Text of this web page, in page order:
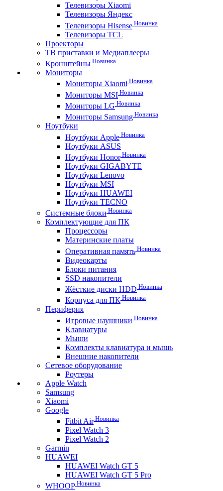
Телевизоры Xiaomi
Телевизоры Яндекс
Телевизоры Hisense Новинка
Телевизоры TCL
Проекторы
ТВ приставки и Медиаплееры
Кронштейны Новинка
Мониторы
Мониторы Xiaomi Новинка
Мониторы MSI Новинка
Мониторы LG Новинка
Мониторы Samsung Новинка
Ноутбуки
Ноутбуки Apple Новинка
Ноутбуки ASUS
Ноутбуки HonorНовинка
Ноутбуки GIGABYTE
Ноутбуки Lenovo
Ноутбуки MSI
Ноутбуки HUAWEI
Ноутбуки TECNO
Системные блоки Новинка
Комплектующие для ПК
Процессоры
Материнские платы
Оперативная память Новинка
Видеокарты
Блоки питания
SSD накопители
Жёсткие диски HDD Новинка
Корпуса для ПК Новинка
Периферия
Игровые наушники Новинка
Клавиатуры
Мыши
Комплекты клавиатура и мышь
Внешние накопители
Сетевое оборудование
Роутеры
Apple Watch
Samsung
Xiaomi
Google
Fitbit AirНовинка
Pixel Watch 3
Pixel Watch 2
Garmin
HUAWEI
HUAWEI Watch GT 5
HUAWEI Watch GT 5 Pro
WHOOP Новинка